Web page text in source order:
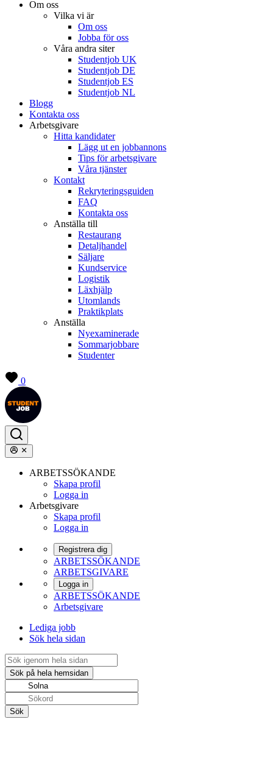
Om oss
Vilka vi är
Om oss
Jobba för oss
Våra andra siter
Studentjob UK
Studentjob DE
Studentjob ES
Studentjob NL
Blogg
Kontakta oss
Arbetsgivare
Hitta kandidater
Lägg ut en jobbannons
Tips för arbetsgivare
Våra tjänster
Kontakt
Rekryteringsguiden
FAQ
Kontakta oss
Anställa till
Restaurang
Detaljhandel
Säljare
Kundservice
Logistik
Läxhjälp
Utomlands
Praktikplats
Anställa
Nyexaminerade
Sommarjobbare
Studenter
0
ARBETSSÖKANDE
Skapa profil
Logga in
Arbetsgivare
Skapa profil
Logga in
Registrera dig
ARBETSSÖKANDE
ARBETSGIVARE
Logga in
ARBETSSÖKANDE
Arbetsgivare
Lediga jobb
Sök hela sidan